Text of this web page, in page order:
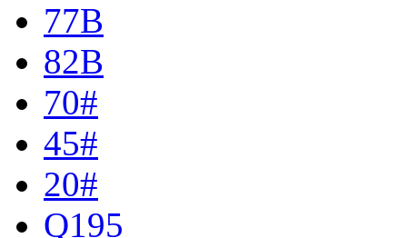
77B
82B
70#
45#
20#
Q195